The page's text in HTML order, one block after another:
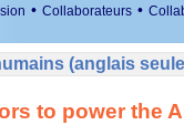
• Collaborateurs •
(anglais
to power the